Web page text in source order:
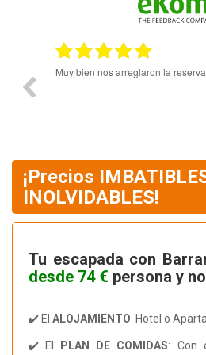
Muy bien nos arreglaron la
¡Precios
INOLVIDABLES!
Tu escapada con
desde 74 € persona y
✔️ El ALOJAMIENTO: Hotel o
✔️ El PLAN DE COMIDAS: Con